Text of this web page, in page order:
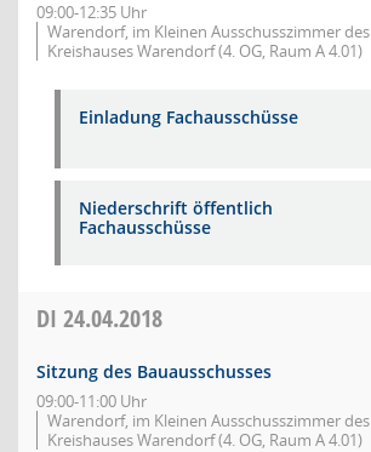
09:00-12:35 Uhr
Warendorf, im Kleinen Ausschusszimmer des
Kreishauses Warendorf (4. OG, Raum A 4.01)
Einladung Fachausschüsse
Niederschrift öffentlich
Fachausschüsse
DI 24.04.2018
Sitzung des Bauausschusses
09:00-11:00 Uhr
Warendorf, im Kleinen Ausschusszimmer des
Kreishauses Warendorf (4. OG, Raum A 4.01)